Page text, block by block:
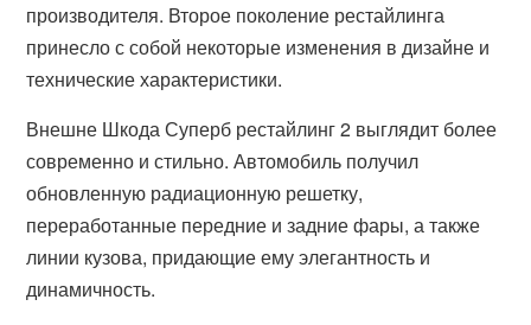
производителя. Второе поколение рестайлинга
принесло с собой некоторые изменения в дизайне и
технические характеристики.
Внешне Шкода Суперб рестайлинг 2 выглядит более
современно и стильно. Автомобиль получил
обновленную радиационную решетку,
переработанные передние и задние фары, а также
линии кузова, придающие ему элегантность и
динамичность.